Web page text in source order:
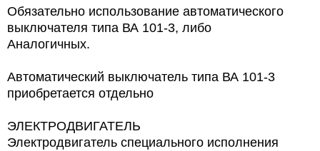
Обязательно использование автоматического
выключателя типа ВА 101-3, либо
Аналогичных.
Автоматический выключатель типа ВА 101-3
приобретается отдельно
ЭЛЕКТРОДВИГАТЕЛЬ
Электродвигатель специального исполнения